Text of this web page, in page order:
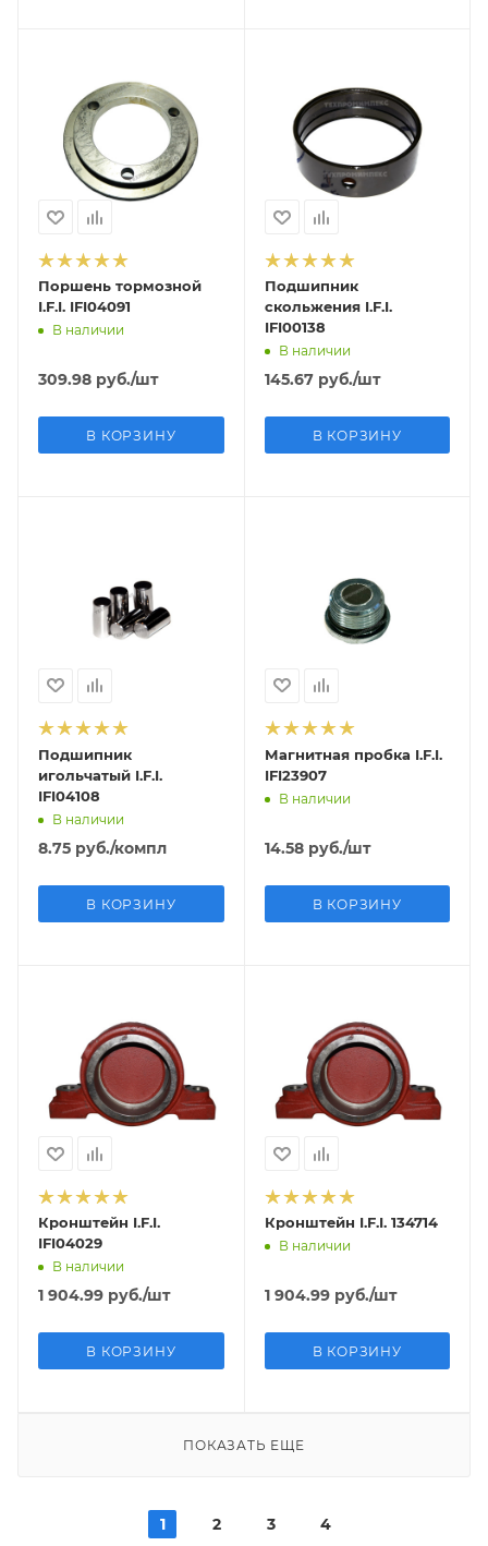
Поршень тормозной
I.F.I. IFI04091
В наличии
309.98 руб./шт
В КОРЗИНУ
Подшипник
скольжения I.F.I.
IFI00138
В наличии
145.67руб./шт
В КОРЗИНУ
Подшипник
игольчатый I.F.I.
IFI04108
В наличии
8.75 руб./компл
В КОРЗИНУ
Магнитная пробка I.F.I.
IFI23907
В наличии
14.58руб./шт
В КОРЗИНУ
Кронштейн I.F.I.
IFI04029
В наличии
1 904.99 руб./шт
В КОРЗИНУ
Кронштейн I.F.I. 134714
В наличии
1 904.99руб./шт
В КОРЗИНУ
ПОКАЗАТЬ ЕЩЕ
1 2 3 4